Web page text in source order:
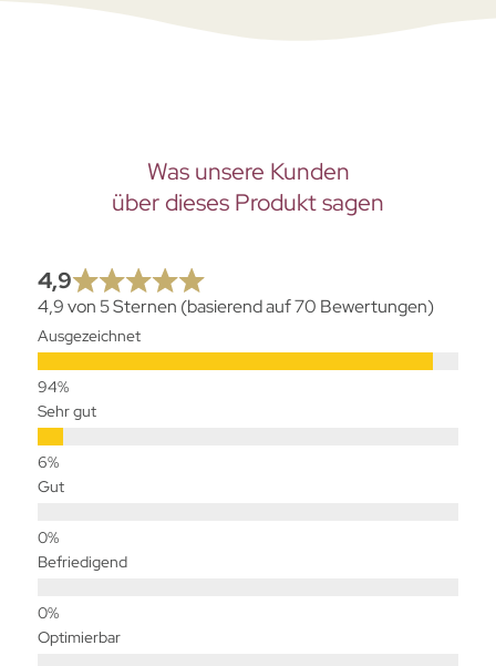
Was unsere Kunden
über dieses Produkt sagen
4,9
4,9 von 5 Sternen (basierend auf 70 Bewertungen)
Ausgezeichnet
Sehr gut
Gut
Befriedigend
Optimierbar